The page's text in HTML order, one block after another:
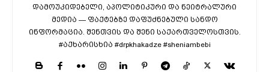
დამოუკიდებელი, აპოლიტიკური და ნეიტრალური
მედია — ფაქტებზე დაფუძნებული სანდო
ინფორმაცია. შენთვის და შენი საქართველოსთვის.
#აქხარისხია #drpkhakadze #sheniambebi